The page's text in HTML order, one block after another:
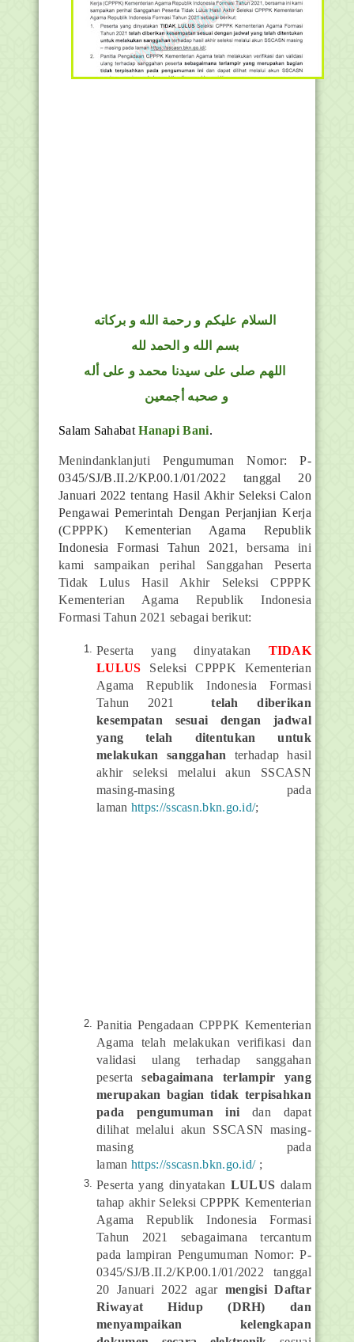
السلام عليكم و رحمة الله و بركاته
بسم الله و الحمد لله
اللهم صلى على سيدنا محمد و على أله
و صحبه أجمعين
Salam SahabatHanapi Bani.
MenindanklanjutiPengumuman Nomor: P-
0345/SJ/B.II.2/KP.00.1/01/2022 tanggal 20
Januari 2022 tentang Hasil Akhir Seleksi Calon
Pengawai Pemerintah Dengan Perjanjian Kerja
(CPPPK) Kementerian Agama Republik
Indonesia Formasi Tahun 2021 , bersama ini
kami sampaikan perihal Sanggahan Peserta
Tidak Lulus Hasil Akhir Seleksi CPPPK
Kementerian Agama Republik Indonesia
Formasi Tahun 2021 sebagai berikut:
Peserta yang dinyatakan TIDAK
LULUS Seleksi CPPPK Kementerian
Agama Republik Indonesia Formasi
Tahun 2021
telah diberikan
kesempatan sesuai dengan jadwal
yang telah ditentukan untuk
melakukan sanggahan terhadap hasil
akhir seleksi melalui akun SSCASN
masing-masing pada
laman https://sscasn.bkn.go.id/;
Panitia Pengadaan CPPPK Kementerian
Agama telah melakukan verifikasi dan
validasi ulang terhadap sanggahan
pesertasebagaimana terlampir yang
merupakan bagian tidak terpisahkan
pada pengumuman ini dan dapat
dilihat melalui akun SSCASN masing-
masing pada
laman https://sscasn.bkn.go.id/;
Peserta yang dinyatakan LULUS dalam
tahap akhir Seleksi CPPPK Kementerian
Agama Republik Indonesia Formasi
Tahun 2021 sebagaimana tercantum
pada lampiran Pengumuman Nomor: P-
0345/SJ/B.II.2/KP.00.1/01/2022 tanggal
20 Januari 2022 agar mengisi Daftar
Riwayat Hidup (DRH) dan
menyampaikan kelengkapan